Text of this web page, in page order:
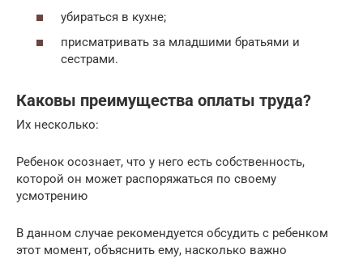
убираться в кухне;
присматривать за младшими братьями и
сестрами.
Каковы преимущества оплаты труда?
Их несколько:
Ребенок осознает, что у него есть собственность,
которой он может распоряжаться по своему
усмотрению
В данном случае рекомендуется обсудить с ребенком
этот момент, объяснить ему, насколько важно